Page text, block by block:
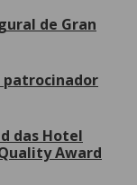
de Gran
patrocinador
das Hotel
Award